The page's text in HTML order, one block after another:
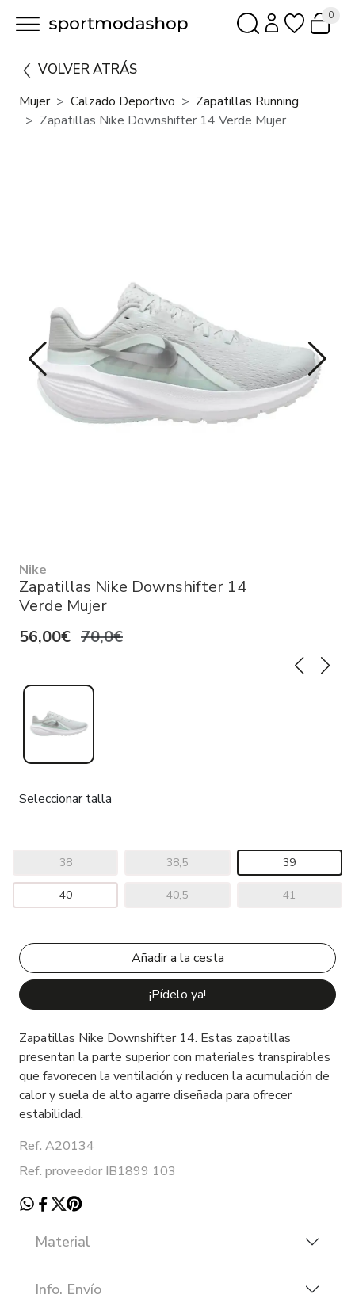
0
VOLVER ATRÁS
Mujer Calzado Deportivo
Zapatillas Running
Zapatillas Nike Downshifter 14 Verde Mujer
Nike
Zapatillas Nike Downshifter 14
Verde Mujer
56,00€ 70,0€
Seleccionar talla
38 38,5 39
40 40,5 41
¡Pídelo ya!
Zapatillas Nike Downshifter 14. Estas zapatillas
presentan la parte superior con materiales transpirables
que favorecen la ventilación y reducen la acumulación de
calor y suela de alto agarre diseñada para ofrecer
estabilidad.
Ref. A20134
Ref. proveedor IB1899 103
Material
Info. Envío